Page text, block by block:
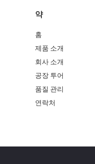
약
홈
제품 소개
회사 소개
공장 투어
품질 관리
연락처